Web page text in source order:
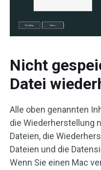
Nicht
Datei
Alle oben genannten
die Wiederherstellung
Dateien, die
Dateien und die
Wenn Sie einen Mac